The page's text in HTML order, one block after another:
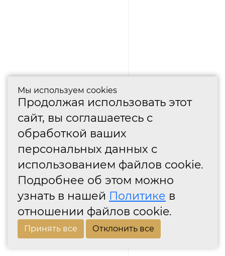
Мы используем cookies
Продолжая использовать этот
сайт, вы соглашаетесь с
обработкой ваших
персональных данных с
использованием файлов cookie.
Подробнее об этом можно
узнать в нашей Политике в
отношении файлов cookie.
Принять все Отклонить все